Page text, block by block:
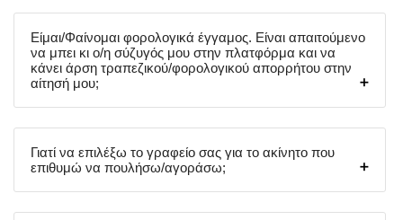
Είμαι/Φαίνομαι φορολογικά έγγαμος. Είναι απαιτούμενο
να μπει κι ο/η σύζυγός μου στην πλατφόρμα και να
κάνει άρση τραπεζικού/φορολογικού απορρήτου στην
αίτησή μου;
Γιατί να επιλέξω το γραφείο σας για το ακίνητο που
επιθυμώ να πουλήσω/αγοράσω;